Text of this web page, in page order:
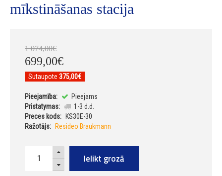
mīkstināšanas stacija
1 074,00€
699,00€
Sutaupote 375,00€
Pieejamība:
Pieejams
Pristatymas:
1-3 d.d.
Preces kods:
KS30E-30
Ražotājs:
Resideo Braukmann
Ielikt grozā